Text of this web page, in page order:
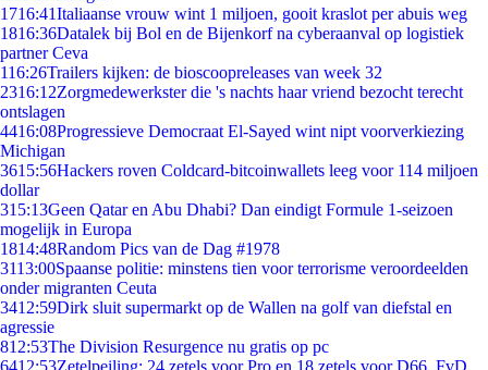
1716:41Italiaanse vrouw wint 1 miljoen, gooit kraslot per abuis weg
1816:36Datalek bij Bol en de Bijenkorf na cyberaanval op logistiek
partner Ceva
116:26Trailers kijken: de bioscoopreleases van week 32
2316:12Zorgmedewerkster die 's nachts haar vriend bezocht terecht
ontslagen
4416:08Progressieve Democraat El-Sayed wint nipt voorverkiezing
Michigan
3615:56Hackers roven Coldcard-bitcoinwallets leeg voor 114 miljoen
dollar
315:13Geen Qatar en Abu Dhabi? Dan eindigt Formule 1-seizoen
mogelijk in Europa
1814:48Random Pics van de Dag #1978
3113:00Spaanse politie: minstens tien voor terrorisme veroordeelden
onder migranten Ceuta
3412:59Dirk sluit supermarkt op de Wallen na golf van diefstal en
agressie
812:53The Division Resurgence nu gratis op pc
6412:53Zetelpeiling: 24 zetels voor Pro en 18 zetels voor D66, FvD,